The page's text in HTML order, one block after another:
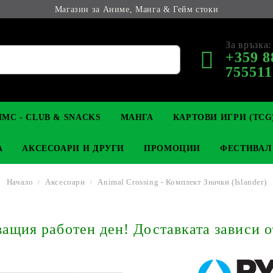
Магазин за Аниме, Манга & Гейм стоки
За връзка:
+359
КОЛЕКЦИОНЕРСКИ
YU-GI-OH! TCG
- CLUB & SNACKS МАНГА
LIGHT NOVEL
КАРТОВИ ИГРИ
MAGIC: THE GATHERING
АНИМЕ ФИГУРКИ
АКСЕСОАРИ И ДРУГИ
КЛЮЧОДЪРЖАТЕЛИ
ПРОМОЦИИ
Начало Аксесоари Animal Crossing - Комплект Значки (Islander)
работен ден! Доставката зависи